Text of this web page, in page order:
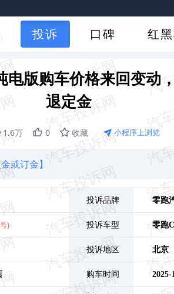
投诉 口碑 红
电版购车价格来回变动
退定金
1.6万 0 收藏 小程序上浏览
或订金】
投诉品牌 零跑
) 投诉车型 零跑
投诉地区 北京
购车时间 2025-